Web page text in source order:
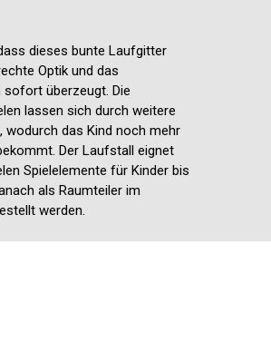
dieses bunte Laufgitter
Optik und das
überzeugt. Die
lassen sich durch weitere
wodurch das Kind noch mehr
Der Laufstall eignet
Spielelemente für Kinder bis
als Raumteiler im
werden.